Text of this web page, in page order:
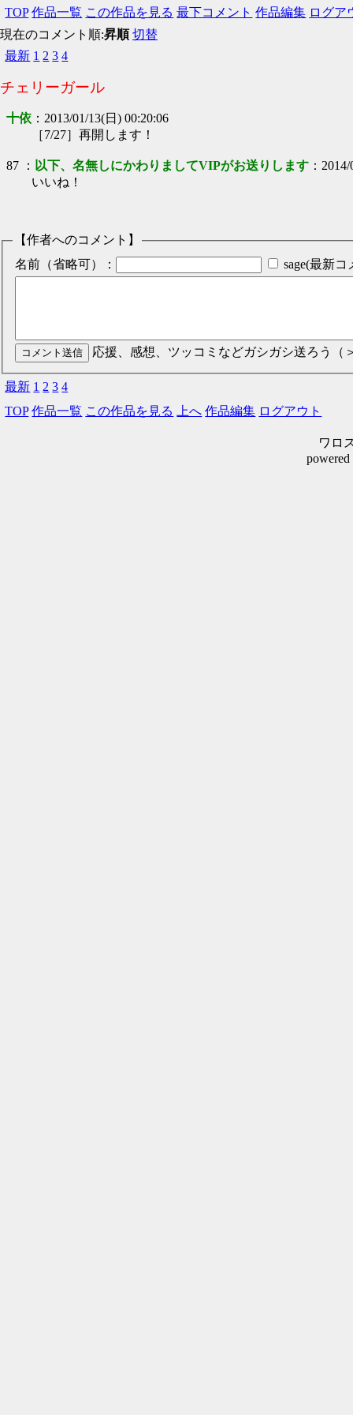
TOP 作品一覧 この作品を見る 最下コメント 作品編集 ログア
現在のコメント順:昇順 切替
最新 1 2 3 4
チェリーガール
十依 ： 2013/01/13(日) 00:20:06
［7/27］再開します！
87 ： 以下、名無しにかわりましてVIPがお送りします ：
いいね！
【作者へのコメント】
名前（省略可）：
sage(最新
応援、感想、ツッコミなどガシガシ送ろう（
最新 1 2 3 4
TOP 作品一覧 この作品を見る 上へ 作品編集 ログアウト
ワロ